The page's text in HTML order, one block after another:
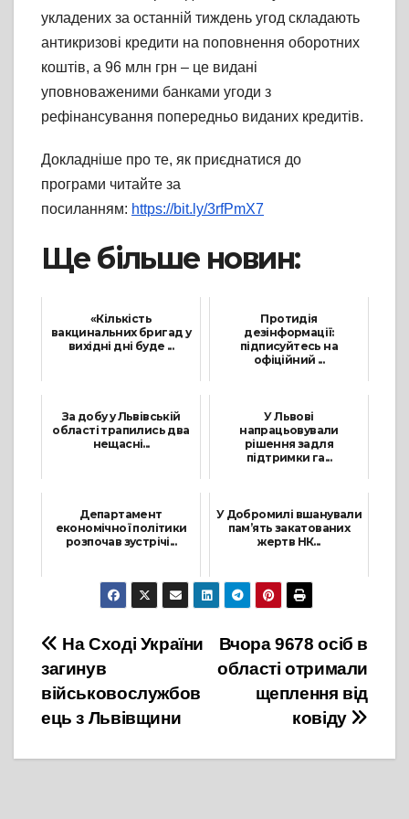
укладених за останній тиждень угод складають
антикризові кредити на поповнення оборотних
коштів, а 96 млн грн – це видані
уповноваженими банками угоди з
рефінансування попередньо виданих кредитів.
Докладніше про те, як приєднатися до
програми читайте за
посиланням: https://bit.ly/3rfPmX7
Ще більше новин:
«Кількість
вакцинальних бригад у
вихідні дні буде ...
Протидія
дезінформації:
підписуйтесь на
офіційний ...
За добу у Львівській
області трапились два
нещасні...
У Львові
напрацьовували
рішення задля
підтримки га...
Департамент
економічної політики
розпочав зустрічі...
14 Травня, 2021
У Добромилі вшанували
пам’ять закатованих
жертв НК...
4 Липня, 2021
Навігація
записів
Вчора 9678 осіб в
області отримали
щеплення від
ковіду
На Сході України
загинув
військовослужбов
ець з Львівщини